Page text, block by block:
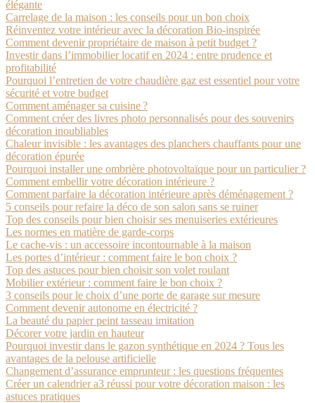
élégante
Carrelage de la maison : les conseils pour un bon choix
Réinventez votre intérieur avec la décoration Bio-inspirée
Comment devenir propriétaire de maison à petit budget ?
Investir dans l’immobilier locatif en 2024 : entre prudence et
profitabilité
Pourquoi l’entretien de votre chaudière gaz est essentiel pour votre
sécurité et votre budget
Comment aménager sa cuisine ?
Comment créer des livres photo personnalisés pour des souvenirs
décoration inoubliables
Chaleur invisible : les avantages des planchers chauffants pour une
décoration épurée
Pourquoi installer une ombrière photovoltaïque pour un particulier ?
Comment embellir votre décoration intérieure ?
Comment parfaire la décoration intérieure après déménagement ?
5 conseils pour refaire la déco de son salon sans se ruiner
Top des conseils pour bien choisir ses menuiseries extérieures
Les normes en matière de garde-corps
Le cache-vis : un accessoire incontournable à la maison
Les portes d’intérieur : comment faire le bon choix ?
Top des astuces pour bien choisir son volet roulant
Mobilier extérieur : comment faire le bon choix ?
3 conseils pour le choix d’une porte de garage sur mesure
Comment devenir autonome en électricité ?
La beauté du papier peint tasseau imitation
Décorer votre jardin en hauteur
Pourquoi investir dans le gazon synthétique en 2024 ? Tous les
avantages de la pelouse artificielle
Changement d’assurance emprunteur : les questions fréquentes
Créer un calendrier a3 réussi pour votre décoration maison : les
astuces pratiques